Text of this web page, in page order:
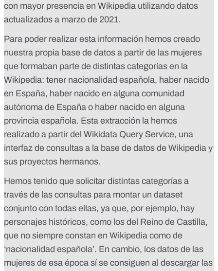
con mayor presencia en Wikipedia utilizando datos
actualizados a marzo de 2021.
Para poder realizar esta información hemos creado
nuestra propia base de datos a partir de las mujeres
que formaban parte de distintas categorías en la
Wikipedia: tener nacionalidad española, haber nacido
en España, haber nacido en alguna comunidad
autónoma de España o haber nacido en alguna
provincia española. Esta extracción la hemos
realizado a partir del Wikidata Query Service, una
interfaz de consultas a la base de datos de Wikipedia y
sus proyectos hermanos.
Hemos tenido que solicitar distintas categorías a
través de las consultas para montar un dataset
conjunto con todas ellas, ya que, por ejemplo, hay
personajes históricos, como los del Reino de Castilla,
que no siempre constan en Wikipedia como de
‘nacionalidad española’. En cambio, los datos de las
mujeres de esa época sí se consiguen al descargar las